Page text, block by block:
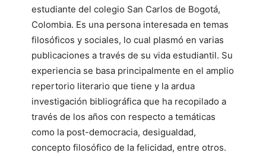
estudiante del colegio San Carlos de Bogotá,
Colombia. Es una persona interesada en temas
filosóficos y sociales, lo cual plasmó en varias
publicaciones a través de su vida estudiantil. Su
experiencia se basa principalmente en el amplio
repertorio literario que tiene y la ardua
investigación bibliográfica que ha recopilado a
través de los años con respecto a temáticas
como la post-democracia, desigualdad,
concepto filosófico de la felicidad, entre otros.